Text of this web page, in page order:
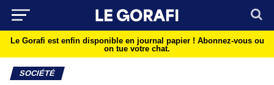
Le Gorafi est enfin disponible en journal papier ! Abonnez-vous ou
on tue votre chat.
SOCIÉTÉ